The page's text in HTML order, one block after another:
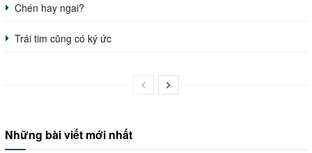
Chén hay ngai?
Trái tim cũng có ký ức
Những bài viết mới nhất